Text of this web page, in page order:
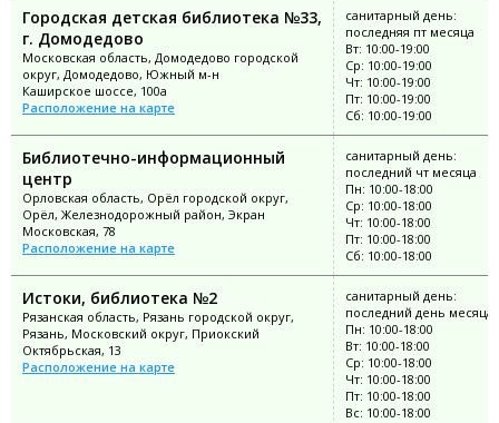
Городская детская библиотека №33,
г. Домодедово
Московская область, Домодедово городской
округ, Домодедово, Южный м-н
Каширское шоссе, 100а
Расположение на карте
санитарный день:
последняя пт месяца
Вт: 10:00-19:00
Ср: 10:00-19:00
Чт: 10:00-19:00
Пт: 10:00-19:00
Сб: 10:00-19:00
Библиотечно-информационный
центр
Орловская область, Орёл городской округ,
Орёл, Железнодорожный район, Экран
Московская, 78
Расположение на карте
санитарный день:
последний чт месяца
Пн: 10:00-18:00
Ср: 10:00-18:00
Чт: 10:00-18:00
Пт: 10:00-18:00
Сб: 10:00-18:00
Истоки, библиотека №2
Рязанская область, Рязань городской округ,
Рязань, Московский округ, Приокский
Октябрьская, 13
Расположение на карте
санитарный день:
последний день месяца
Пн: 10:00-18:00
Вт: 10:00-18:00
Ср: 10:00-18:00
Чт: 10:00-18:00
Пт: 10:00-18:00
Вс: 10:00-18:00